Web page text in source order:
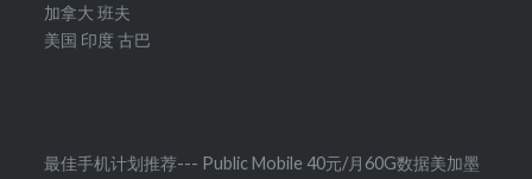
加拿大 班夫
美国 印度 古巴
最佳手机计划推荐--- Public Mobile 40元/月60G数据美加墨